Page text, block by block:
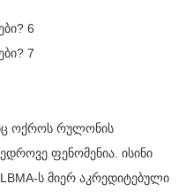
ოქროს რულონის
ფენომენია. ისინი
ს მიერ აკრედიტებული